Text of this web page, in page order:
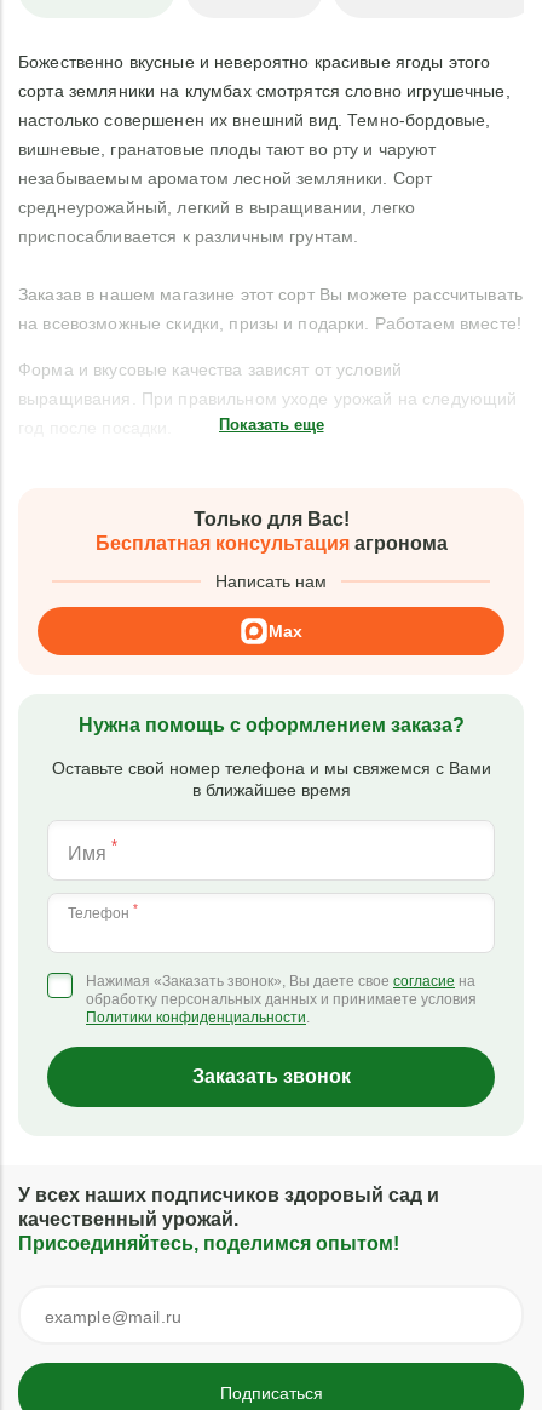
Божественно вкусные и невероятно красивые ягоды этого
сорта земляники на клумбах смотрятся словно игрушечные,
настолько совершенен их внешний вид. Темно-бордовые,
вишневые, гранатовые плоды тают во рту и чаруют
незабываемым ароматом лесной земляники. Сорт
среднеурожайный, легкий в выращивании, легко
приспосабливается к различным грунтам.
Заказав в нашем магазине этот сорт Вы можете рассчитывать
на всевозможные скидки, призы и подарки. Работаем вместе!
Форма и вкусовые качества зависят от условий
выращивания. При правильном уходе урожай на следующий
Показать еще
Только для Вас!
Бесплатная консультацияагронома
Написать нам
Max
Нужна помощь с оформлением заказа?
Оставьте свой номер телефона и мы свяжемся с Вами
в ближайшее время
Имя *
Телефон *
Нажимая «Заказать звонок», Вы даете свое согласие на
обработку персональных данных и принимаете условия
Политики конфиденциальности.
Заказать звонок
У всех наших подписчиков здоровый сад и
качественный урожай.
Присоединяйтесь, поделимся опытом!